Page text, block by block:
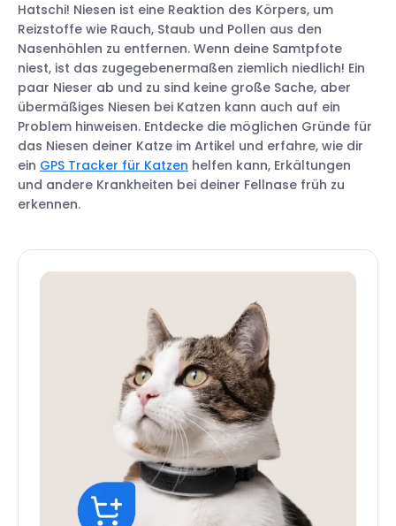
Hatschi! Niesen ist eine Reaktion des Körpers, um
Reizstoffe wie Rauch, Staub und Pollen aus den
Nasenhöhlen zu entfernen. Wenn deine Samtpfote
niest, ist das zugegebenermaßen ziemlich niedlich! Ein
paar Nieser ab und zu sind keine große Sache, aber
übermäßiges Niesen bei Katzen kann auch auf ein
Problem hinweisen. Entdecke die möglichen Gründe für
das Niesen deiner Katze im Artikel und erfahre, wie dir
ein GPS Tracker für Katzen helfen kann, Erkältungen
und andere Krankheiten bei deiner Fellnase früh zu
erkennen.